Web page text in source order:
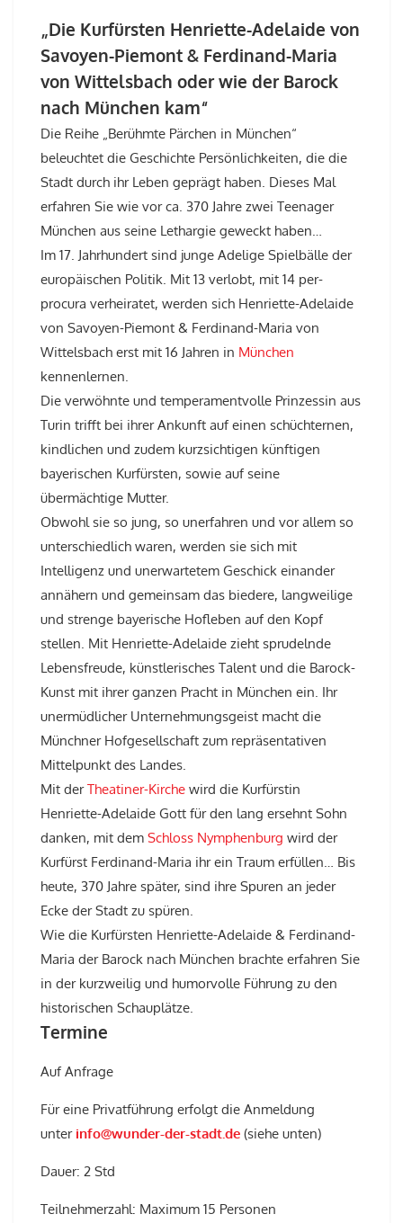
„Die Kurfürsten Henriette-Adelaide von
Savoyen-Piemont & Ferdinand-Maria
von Wittelsbach oder wie der Barock
nach München kam“
Die Reihe „Berühmte Pärchen in München“
beleuchtet die Geschichte Persönlichkeiten, die die
Stadt durch ihr Leben geprägt haben. Dieses Mal
erfahren Sie wie vor ca. 370 Jahre zwei Teenager
München aus seine Lethargie geweckt haben…
Im 17. Jahrhundert sind junge Adelige Spielbälle der
europäischen Politik. Mit 13 verlobt, mit 14 per-
procura verheiratet, werden sich Henriette-Adelaide
von Savoyen-Piemont & Ferdinand-Maria von
Wittelsbach erst mit 16 Jahren in München
kennenlernen.
Die verwöhnte und temperamentvolle Prinzessin aus
Turin trifft bei ihrer Ankunft auf einen schüchternen,
kindlichen und zudem kurzsichtigen künftigen
bayerischen Kurfürsten, sowie auf seine
übermächtige Mutter.
Obwohl sie so jung, so unerfahren und vor allem so
unterschiedlich waren, werden sie sich mit
Intelligenz und unerwartetem Geschick einander
annähern und gemeinsam das biedere, langweilige
und strenge bayerische Hofleben auf den Kopf
stellen. Mit Henriette-Adelaide zieht sprudelnde
Lebensfreude, künstlerisches Talent und die Barock-
Kunst mit ihrer ganzen Pracht in München ein. Ihr
unermüdlicher Unternehmungsgeist macht die
Münchner Hofgesellschaft zum repräsentativen
Mittelpunkt des Landes.
Mit derTheatiner-Kirche wird die Kurfürstin
Henriette-Adelaide Gott für den lang ersehnt Sohn
danken, mit dem Schloss Nymphenburg wird der
Kurfürst Ferdinand-Maria ihr ein Traum erfüllen… Bis
heute, 370 Jahre später, sind ihre Spuren an jeder
Ecke der Stadt zu spüren.
Wie die Kurfürsten Henriette-Adelaide & Ferdinand-
Maria der Barock nach München brachte erfahren Sie
in der kurzweilig und humorvolle Führung zu den
historischen Schauplätze.
Termine
Auf Anfrage
Für eine Privatführung erfolgt die Anmeldung
unter info@wunder-der-stadt.de (siehe unten)
Dauer: 2 Std
Teilnehmerzahl: Maximum 15 Personen